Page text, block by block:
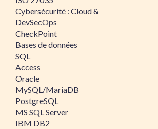
Cybersécurité : Cloud &
DevSecOps
CheckPoint
Bases de données
SQL
Access
Oracle
MySQL/MariaDB
PostgreSQL
MS SQL Server
IBM DB2